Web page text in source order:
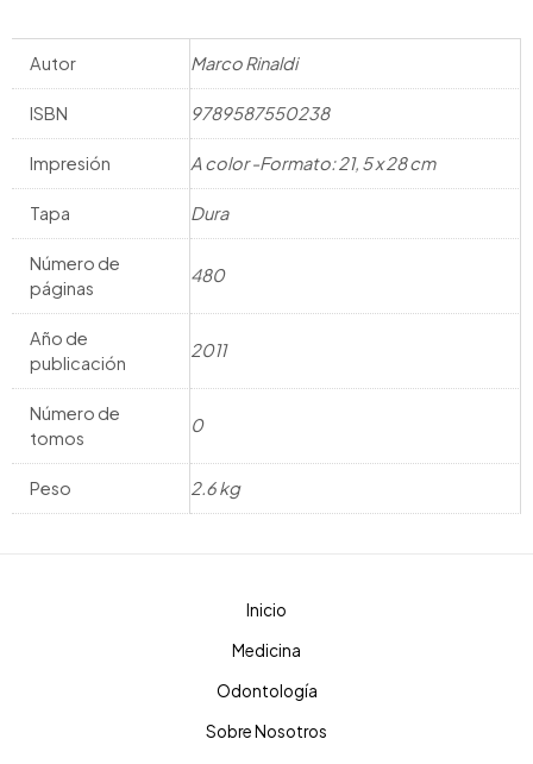
Autor Marco Rinaldi
ISBN 9789587550238
Impresión A color -Formato: 21, 5 x 28 cm
Tapa Dura
Número de
páginas
480
Año de
publicación
2011
Número de
tomos
0
Peso 2.6 kg
Inicio
Medicina
Odontología
Sobre Nosotros